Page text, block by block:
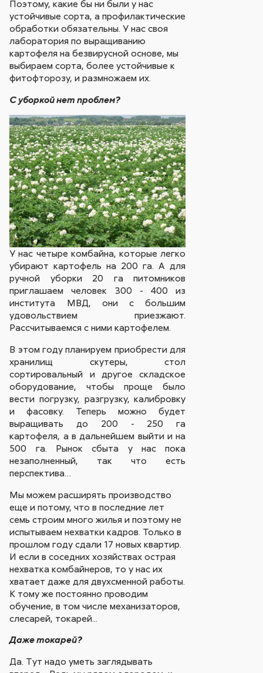
Поэтому, какие бы ни были у нас
устойчивые сорта, а профилактические
обработки обязательны. У нас своя
лаборатория по выращиванию
картофеля на безвирусной основе, мы
выбираем сорта, более устойчивые к
фитофторозу, и размножаем их.
С уборкой нет проблем?
У нас четыре комбайна, которые легко
убирают картофель на 200 га. А для
ручной уборки 20 га питомников
приглашаем человек 300 - 400 из
института МВД, они с большим
удовольствием приезжают.
Рассчитываемся с ними картофелем.
В этом году планируем приобрести для
хранилищ скутеры, стол
сортировальный и другое складское
оборудование, чтобы проще было
вести погрузку, разгрузку, калибровку
и фасовку. Теперь можно будет
выращивать до 200 - 250 га
картофеля, а в дальнейшем выйти и на
500 га. Рынок сбыта у нас пока
незаполненный, так что есть
перспектива…
Мы можем расширять производство
еще и потому, что в последние лет
семь строим много жилья и поэтому не
испытываем нехватки кадров. Только в
прошлом году сдали 17 новых квартир.
И если в соседних хозяйствах острая
нехватка комбайнеров, то у нас их
хватает даже для двухсменной работы.
К тому же постоянно проводим
обучение, в том числе механизаторов,
слесарей, токарей...
Даже токарей?
Да. Тут надо уметь заглядывать